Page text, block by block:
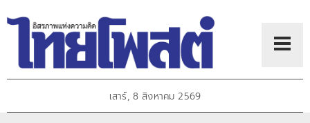
เสาร์, 8 สิงหาคม 2569